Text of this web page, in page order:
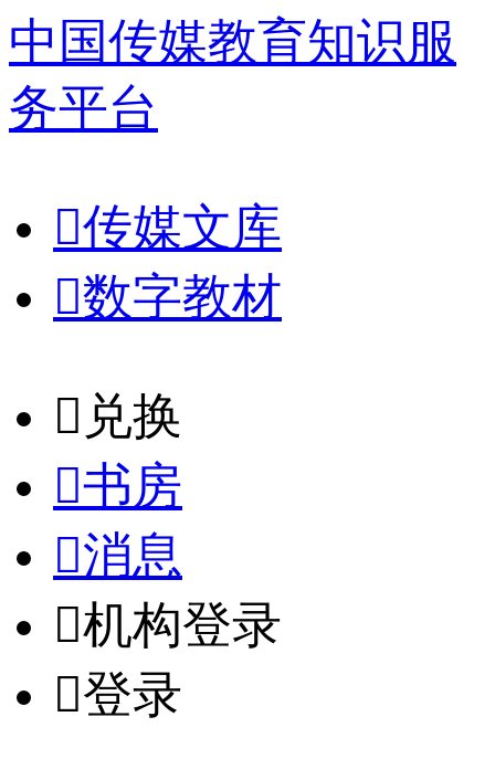
中国传媒教育知识服
务平台
传媒文库
数字教材
𐈈 兑换
书房
消息
机构登录
登录